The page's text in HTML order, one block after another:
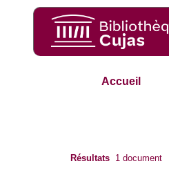
Accueil
Résultats 1 document